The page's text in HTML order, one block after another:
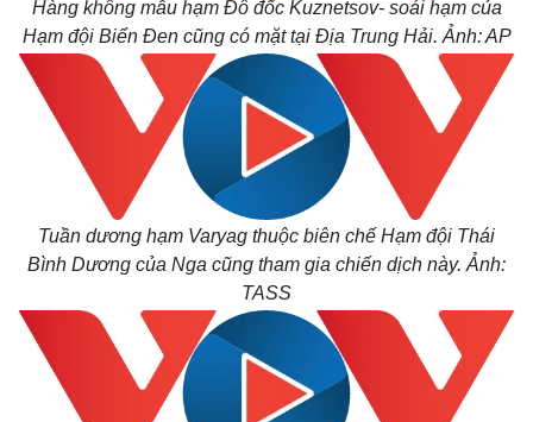
Quan sát
Cuộc sống đó đây
Hồ sơ
Multimedia
Video
E-Magazine
Infographic
Hàng không mẫu hạm Đô đốc Kuznetsov- soái hạm của
Hạm đội Biển Đen cũng có mặt tại Địa Trung Hải. Ảnh: AP
Tuần dương hạm Varyag thuộc biên chế Hạm đội Thái
Bình Dương của Nga cũng tham gia chiến dịch này. Ảnh:
TASS